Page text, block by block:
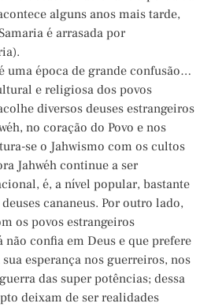
alguns anos mais tarde,
é arrasada por
uma época de grande confusão…
e religiosa dos povos
diversos deuses estrangeiros
no coração do Povo e nos
se o Jahwismo com os cultos
Jahwéh continue a ser
é, a nível popular, bastante
cananeus. Por outro lado,
os povos estrangeiros
confia em Deus e que prefere
esperança nos guerreiros, nos
das super potências; dessa
deixam de ser realidades